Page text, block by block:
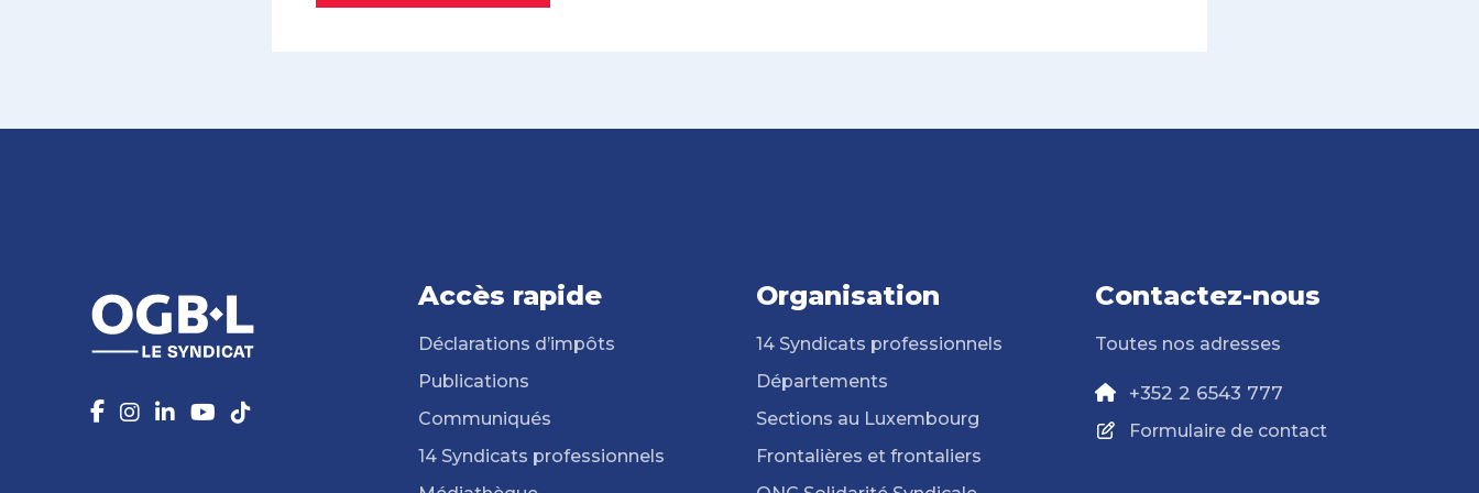
Accès rapide
Déclarations d’impôts
Publications
Communiqués
14 Syndicats professionnels
Organisation
14 Syndicats professionnels
Départements
Sections au Luxembourg
Frontalières et frontaliers
Contactez-nous
Toutes nos adresses
+352 2 6543 777
Formulaire de contact